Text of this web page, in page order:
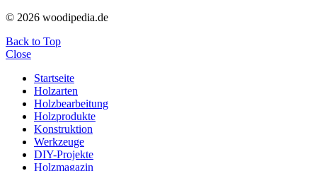
© 2026 woodipedia.de
Back to Top
Close
Startseite
Holzarten
Holzbearbeitung
Holzprodukte
Konstruktion
Werkzeuge
DIY-Projekte
Holzmagazin